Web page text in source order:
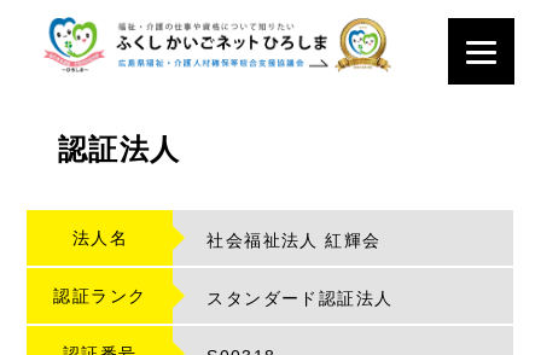
認証法人
法人名 社会福祉法人 紅輝会
認証ランク スタンダード認証法人